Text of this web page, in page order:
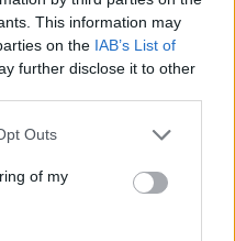
This information may
on the IAB’s List of
further disclose it to other
Outs
of my